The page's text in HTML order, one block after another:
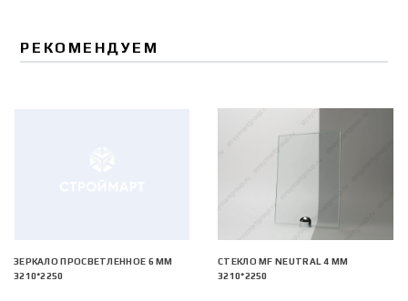
РЕКОМЕНДУЕМ
ЗЕРКАЛО ПРОСВЕТЛЕННОЕ 6 ММ
3210*2250
СТЕКЛО MF NEUTRAL 4 ММ
3210*2250